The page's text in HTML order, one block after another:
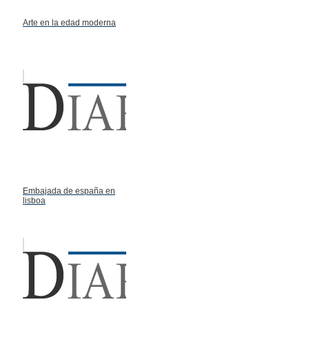
Arte en la edad moderna
Embajada de españa en
lisboa